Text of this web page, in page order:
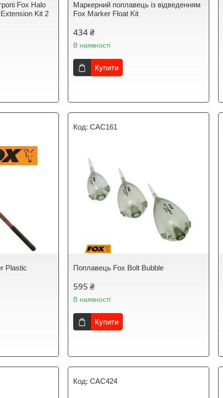
Fox Halo
Kit 2
Маркерний поплавець із відведенням
Fox Marker Float Kit
434 ₴
В наявності
Купити
Plastic
CAC161
Поплавець Fox Bolt Bubble
595 ₴
В наявності
Купити
CAC424